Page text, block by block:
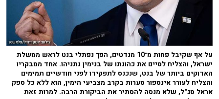
על אף שקיבל פחות מ־10 מנדטים, הפך נפתלי בנט לראש ממשלת
ישראל, והצליח לסיים את כהונתו של בנימין נתניהו. אחד ממבקריו
האדוקים ביותר של בנט, שנכנס לתפקידו לפני חודשיים תמימים
והצליח לעורר אינספור סערות בקרב מצביעי הימין, הוא ללא כל ספק
אראל סג"ל, שלא מנסה להסתיר את הביקורת הרבה. למרות זאת